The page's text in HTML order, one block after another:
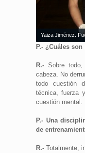
Yaiza Jiménez.
P.- ¿Cuáles son
R.- Sobre
cabeza. No
todo cuestión
técnica, fuerza
cuestión mental.
P.- Una
de
R.- Totalmente,